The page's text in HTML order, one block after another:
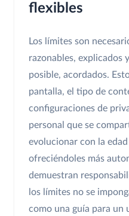
flexibles
Los límites son
razonables, explicados
posible, acordados.
pantalla, el tipo de
configuraciones de
personal que se
evolucionar con la
ofreciéndoles más
demuestran
los límites no se
como una guía para un